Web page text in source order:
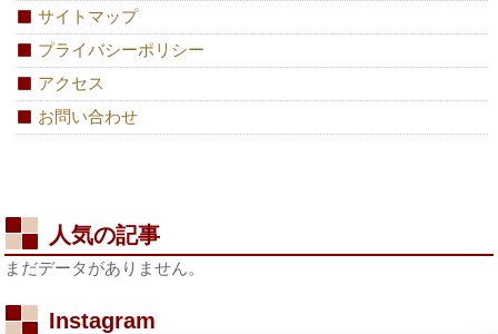
サイトマップ
プライバシーポリシー
アクセス
お問い合わせ
人気の記事
まだデータがありません。
Instagram